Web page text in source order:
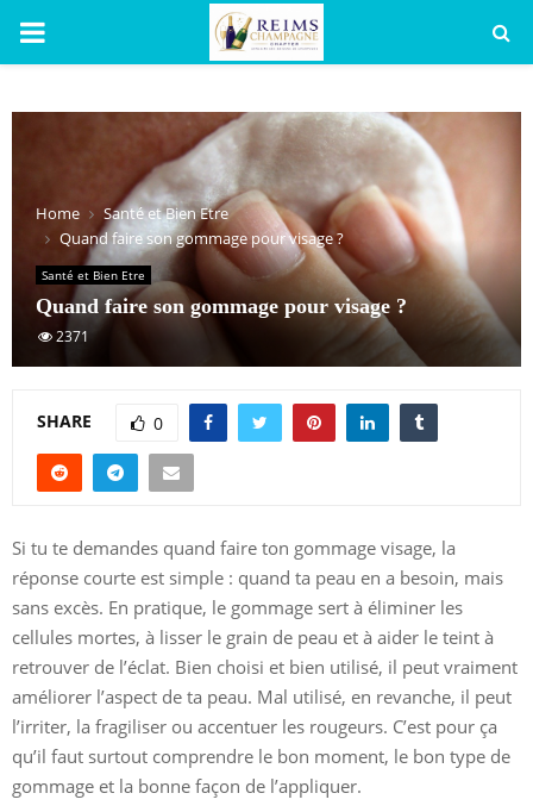
PRIMARY
Home
Santé et Bien Etre
Quand faire son gommage pour visage ?
Santé et Bien Etre
Quand faire son gommage pour visage ?
2371
SHARE 0
Si tu te demandes quand faire ton gommage visage, la
réponse courte est simple : quand ta peau en a besoin, mais
sans excès. En pratique, le gommage sert à éliminer les
cellules mortes, à lisser le grain de peau et à aider le teint à
retrouver de l’éclat. Bien choisi et bien utilisé, il peut vraiment
améliorer l’aspect de ta peau. Mal utilisé, en revanche, il peut
l’irriter, la fragiliser ou accentuer les rougeurs. C’est pour ça
qu’il faut surtout comprendre le bon moment, le bon type de
gommage et la bonne façon de l’appliquer.